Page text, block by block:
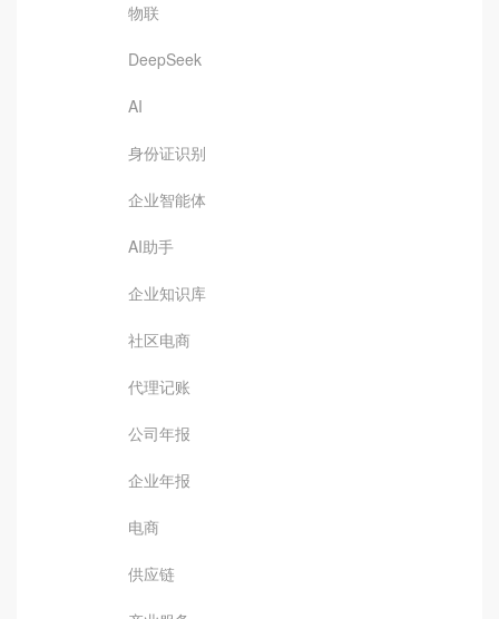
物联
DeepSeek
AI
身份证识别
企业智能体
AI助手
企业知识库
社区电商
代理记账
公司年报
企业年报
电商
供应链